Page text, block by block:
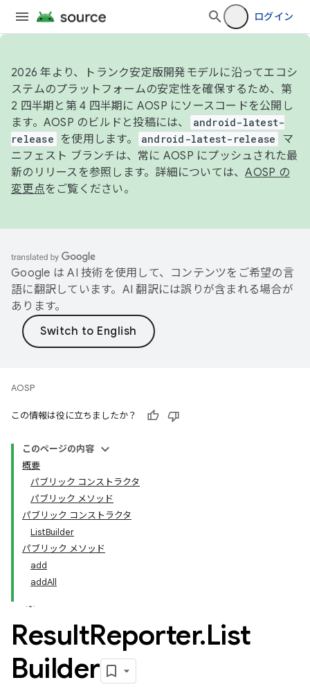
ログイン
2026 年より、トランク安定版開発モデルに沿ってエコシ
ステムのプラットフォームの安定性を確保するため、第
2 四半期と第 4 四半期に AOSP にソースコードを公開し
ます。AOSP のビルドと投稿には、
android-latest-
release
を使用します。 android-latest-release
マ
ニフェスト ブランチは、常に AOSP にプッシュされた最
新のリリースを参照します。詳細については、AOSP の
変更点をご覧ください。
Google は AI 技術を使用して、コンテンツをご希望の言
語に翻訳しています。AI 翻訳には誤りが含まれる場合が
あります。
AOSP
この情報は役に立ちましたか？
このページの内容
概要
パブリック コンストラクタ
パブリック メソッド
パブリック コンストラクタ
ListBuilder
パブリック メソッド
add
addAll
ResultReporter.List
Builder